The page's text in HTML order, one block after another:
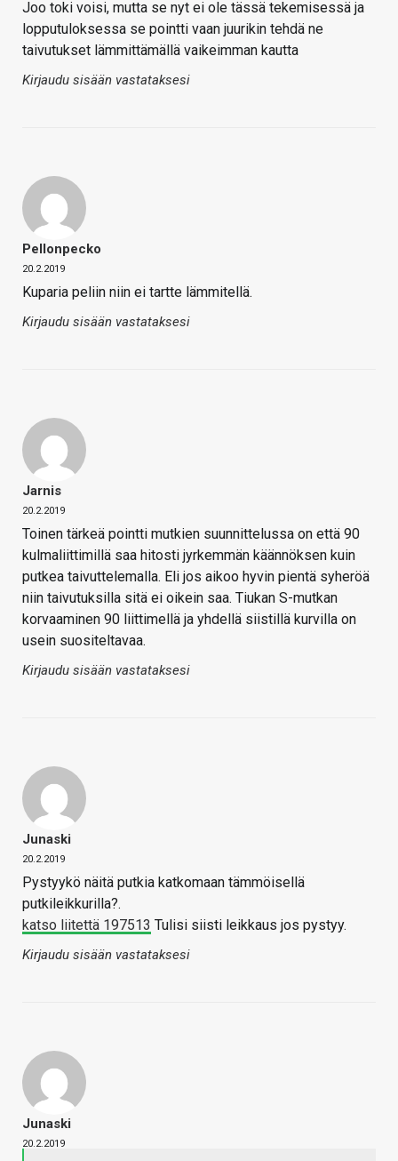
Joo toki voisi, mutta se nyt ei ole tässä tekemisessä ja
lopputuloksessa se pointti vaan juurikin tehdä ne
taivutukset lämmittämällä vaikeimman kautta
Kirjaudu sisään vastataksesi
Pellonpecko
20.2.2019
Kuparia peliin niin ei tartte lämmitellä.
Kirjaudu sisään vastataksesi
Jarnis
20.2.2019
Toinen tärkeä pointti mutkien suunnittelussa on että 90
kulmaliittimillä saa hitosti jyrkemmän käännöksen kuin
putkea taivuttelemalla. Eli jos aikoo hyvin pientä syheröä
niin taivutuksilla sitä ei oikein saa. Tiukan S-mutkan
korvaaminen 90 liittimellä ja yhdellä siistillä kurvilla on
usein suositeltavaa.
Kirjaudu sisään vastataksesi
Junaski
20.2.2019
Pystyykö näitä putkia katkomaan tämmöisellä
putkileikkurilla?.
katso liitettä 197513 Tulisi siisti leikkaus jos pystyy.
Kirjaudu sisään vastataksesi
Junaski
20.2.2019